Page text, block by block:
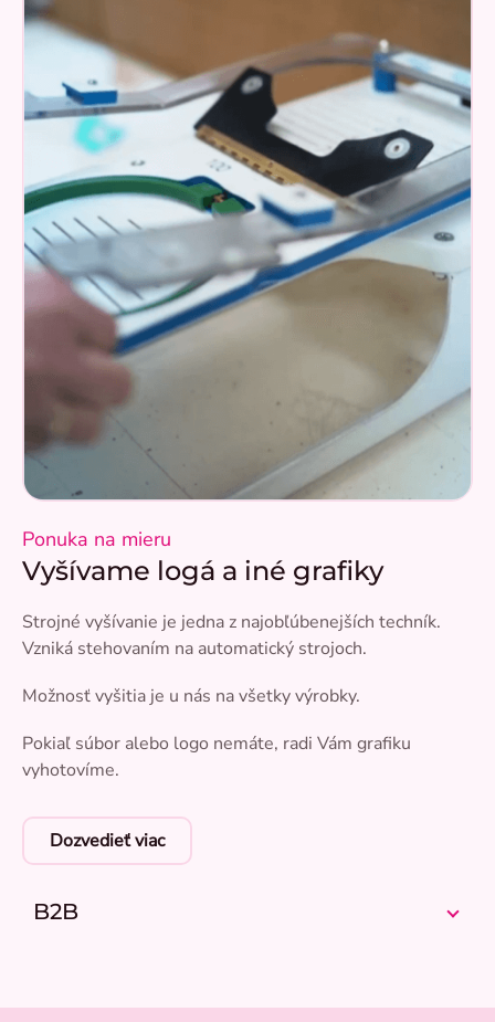
Ponuka na mieru
Vyšívame logá a iné grafiky
Strojné vyšívanie je jedna z najobľúbenejších techník.
Vzniká stehovaním na automatický strojoch.
Možnosť vyšitia je u nás na všetky výrobky.
Pokiaľ súbor alebo logo nemáte, radi Vám grafiku
vyhotovíme.
Dozvedieť viac
B2B